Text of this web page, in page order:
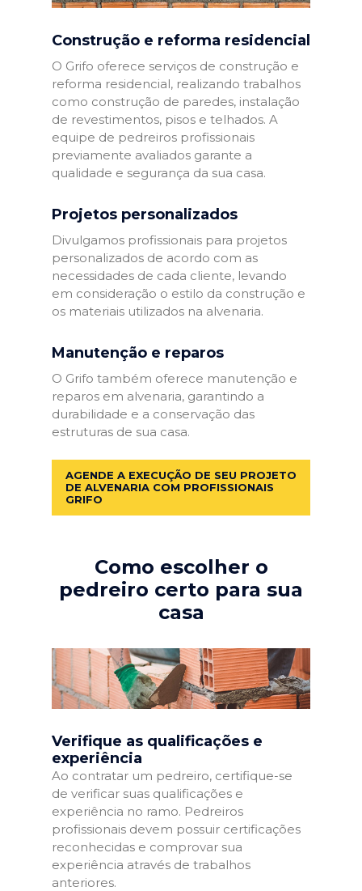
Construção e reforma residencial
O Grifo oferece serviços de construção e
reforma residencial, realizando trabalhos
como construção de paredes, instalação
de revestimentos, pisos e telhados. A
equipe de pedreiros profissionais
previamente avaliados garante a
qualidade e segurança da sua casa.
Projetos personalizados
Divulgamos profissionais para projetos
personalizados de acordo com as
necessidades de cada cliente, levando
em consideração o estilo da construção e
os materiais utilizados na alvenaria.
Manutenção e reparos
O Grifo também oferece manutenção e
reparos em alvenaria, garantindo a
durabilidade e a conservação das
estruturas de sua casa.
AGENDE A EXECUÇÃO DE SEU PROJETO
DE ALVENARIA COM PROFISSIONAIS
GRIFO
Como escolher o
pedreiro certo para sua
casa
Verifique as qualificações e
experiência
Ao contratar um pedreiro, certifique-se
de verificar suas qualificações e
experiência no ramo. Pedreiros
profissionais devem possuir certificações
reconhecidas e comprovar sua
experiência através de trabalhos
anteriores.